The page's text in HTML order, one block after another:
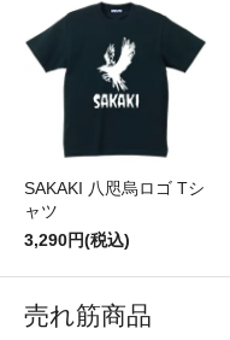
SAKAKI 八咫烏ロゴ Tシ
ャツ
3,290円(税込)
売れ筋商品